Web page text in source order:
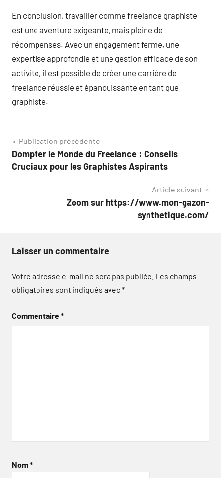
En conclusion, travailler comme freelance graphiste
est une aventure exigeante, mais pleine de
récompenses. Avec un engagement ferme, une
expertise approfondie et une gestion efficace de son
activité, il est possible de créer une carrière de
freelance réussie et épanouissante en tant que
graphiste.
Navigation
de
Publication précédente
Dompter le Monde du Freelance : Conseils
Cruciaux pour les Graphistes Aspirants
Article suivant
Zoom sur https://www.mon-gazon-
synthetique.com/
Laisser un commentaire
Votre adresse e-mail ne sera pas publiée. Les champs
obligatoires sont indiqués avec*
Commentaire*
Nom*